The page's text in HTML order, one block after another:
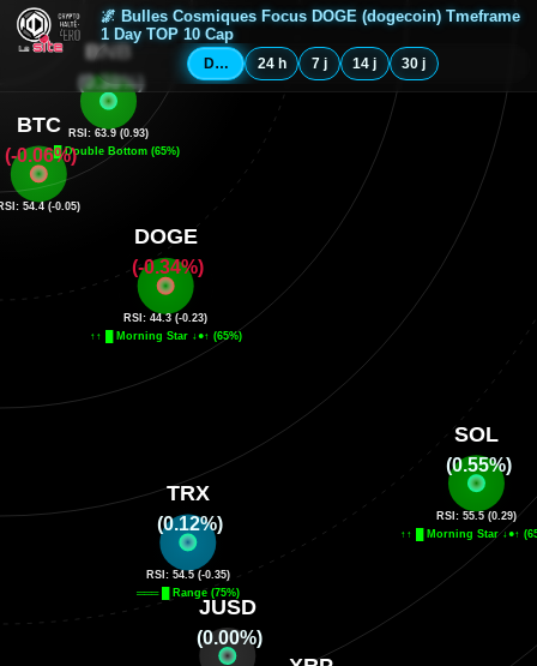
🌌 Bulles Cosmiques Focus DOGE (dogecoin) Tmeframe
1 Day TOP 10 Cap
Depuis minuit
24 h 7 j 14 j 30 j